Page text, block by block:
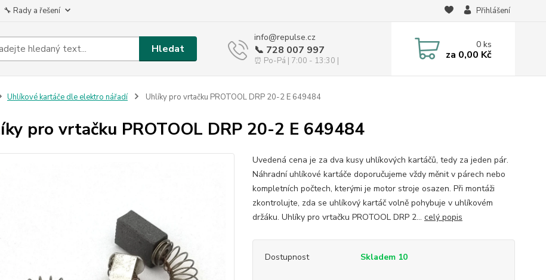
🔧 Rady a řešení Přihlášení
Hledat
info@repulse.cz
📞 728 007 997
⏰ Po-Pá | 7:00 - 13:30 |
0ks
za 0,00 Kč
Uhlíkové kartáče dle elektro nářadí Uhlíky pro vrtačku PROTOOL DRP 20-2 E 649484
pro vrtačku PROTOOL DRP 20-2 E 649484
Uvedená cena je za dva kusy uhlíkových kartáčů, tedy za jeden pár.
Náhradní uhlíkové kartáče doporučujeme vždy měnit v párech nebo
kompletních počtech, kterými je motor stroje osazen. Při montáži
zkontrolujte, zda se uhlíkový kartáč volně pohybuje v uhlíkovém
držáku. Uhlíky pro vrtačku PROTOOL DRP 2... celý popis
Dostupnost Skladem 10